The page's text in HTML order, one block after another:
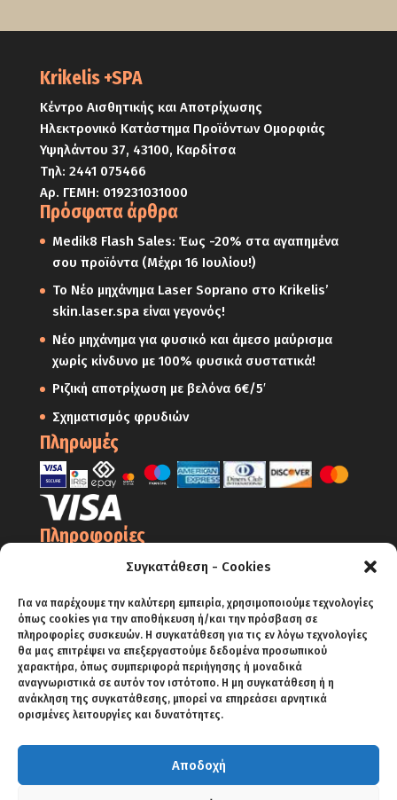
Συγκατάθεση - Cookies
Για να παρέχουμε την καλύτερη εμπειρία, χρησιμοποιούμε τεχνολογίες
όπως cookies για την αποθήκευση ή/και την πρόσβαση σε
πληροφορίες συσκευών. Η συγκατάθεση για τις εν λόγω τεχνολογίες
θα μας επιτρέψει να επεξεργαστούμε δεδομένα προσωπικού
χαρακτήρα, όπως συμπεριφορά περιήγησης ή μοναδικά
αναγνωριστικά σε αυτόν τον ιστότοπο. Η μη συγκατάθεση ή η
ανάκληση της συγκατάθεσης, μπορεί να επηρεάσει αρνητικά
ορισμένες λειτουργίες και δυνατότητες.
Αποδοχή
Krikelis +SPA
Κέντρο Αισθητικής και Αποτρίχωσης
Ηλεκτρονικό Κατάστημα Προϊόντων Ομορφιάς
Υψηλάντου 37, 43100, Καρδίτσα
Τηλ: 2441 075466
Αρ. ΓΕΜΗ: 019231031000
Πρόσφατα άρθρα
Medik8 Flash Sales: Έως -20% στα αγαπημένα
σου προϊόντα (Μέχρι 16 Ιουλίου!)
Το Νέο μηχάνημα Laser Soprano στο Krikelis’
skin.laser.spa είναι γεγονός!
Νέο μηχάνημα για φυσικό και άμεσο μαύρισμα
χωρίς κίνδυνο με 100% φυσικά συστατικά!
Ριζική αποτρίχωση με βελόνα 6€/5′
Σχηματισμός φρυδιών
Πληρωμές
Πληροφορίες
Ο Λογαριασμός μου
Πολιτική Απορρήτου – Cookies
Πολιτική Επιστροφών
Αποστολές
Πληρωμές
ΑΡΧΙΚΗ SHOP BLOG ΕΠΙΚΟΙΝΩΝΙΑ